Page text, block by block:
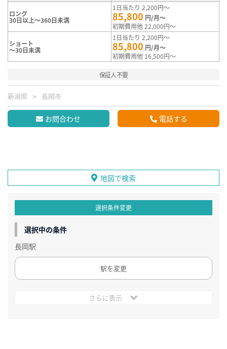
ロング
30日以上～360日未満
1日当たり 2,200円～
85,800 円/月～
初期費用他 22,000円～
ショート
～30日未満
1日当たり 2,200円～
85,800 円/月～
初期費用他 16,500円～
保証人不要
新潟県 長岡市
お問合わせ 電話する
地図で検索
選択条件変更
選択中の条件
長岡駅
駅を変更
さらに表示